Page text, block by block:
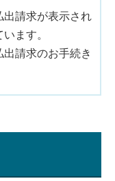
出請求が表示され
ます。
請求のお手続き